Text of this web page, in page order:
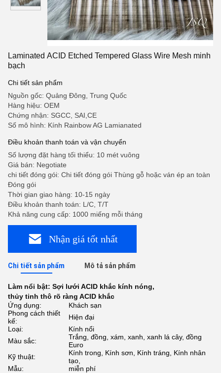
Laminated ACID Etched Tempered Glass Wire Mesh minh
bạch
Chi tiết sản phẩm
Nguồn gốc: Quảng Đông, Trung Quốc
Hàng hiệu: OEM
Chứng nhận: SGCC, SAI,CE
Số mô hình: Kính Rainbow AG Lamianated
Điều khoản thanh toán và vận chuyển
Số lượng đặt hàng tối thiểu: 10 mét vuông
Giá bán: Negotiate
chi tiết đóng gói: Chi tiết đóng gói Thùng gỗ hoặc ván ép an toàn
Đóng gói
Thời gian giao hàng: 10-15 ngày
Điều khoản thanh toán: L/C, T/T
Khả năng cung cấp: 1000 miếng mỗi tháng
Nhận giá tốt nhất
Chi tiết sản phẩm Mô tả sản phẩm
Làm nổi bật: Sợi lưới ACID khắc kính nóng,
thủy tinh thô rõ ràng ACID khắc
Ứng dụng:
Khách sạn
Phong cách thiết
kế:
Hiện đại
Loại:
Kính nổi
Màu sắc:
Trắng, đồng, xám, xanh, xanh lá cây, đồng
Euro
Kỹ thuật:
Kính trong, Kính sơn, Kính tráng, Kính nhân
tạo,
Mẫu:
miễn phí